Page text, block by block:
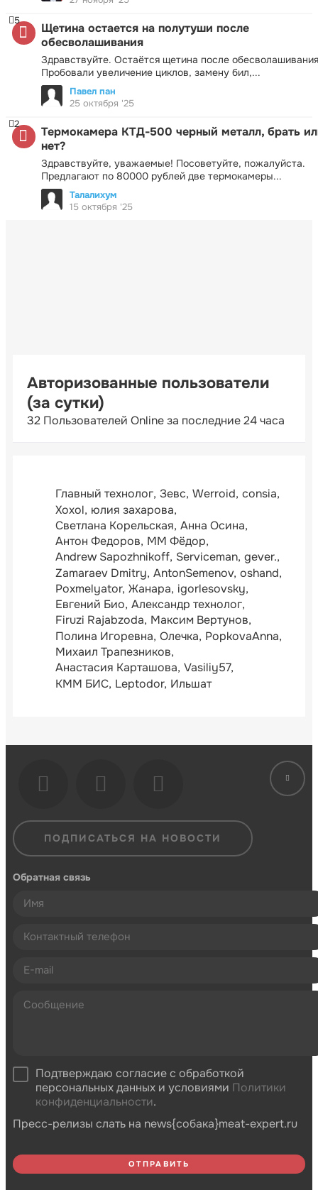
Щетина остается на полутуши после
обесволашивания
Здравствуйте. Остаётся щетина после
Пробовали увеличение циклов, замену бил,...
5
Павел пан
25 октября '25
Термокамера КТД-500 черный металл, брать
нет?
Здравствуйте, уважаемые! Посоветуйте, пожалуйста.
Предлагают по 80000 рублей две термокамеры...
2
Талалихум
15 октября '25
Авторизованные пользователи
(за сутки)
32 Пользователей Online за последние 24 часа
Главный технолог Зевс Werroid consia
Xoxol юлия захарова
Светлана Корельская Анна Осина
Антон Федоров ММ Фёдор
Andrew Sapozhnikoff Serviceman gever.
Zamaraev Dmitry AntonSemenov oshand
Poxmelyator Жанара igorlesovsky
Евгений Био Александр технолог
Firuzi Rajabzoda Максим Вертунов
Полина Игоревна Олечка PopkovaAnna
Михаил Трапезников
Анастасия Карташова Vasiliy57
КММ БИС Leptodor Ильшат
ПОДПИСАТЬСЯ НА НОВОСТИ
Обратная связь
Подтверждаю согласие с обработкой
персональных данных и условиями Политики
конфиденциальности.
Пресс-релизы слать на news{собака}meat-expert.ru